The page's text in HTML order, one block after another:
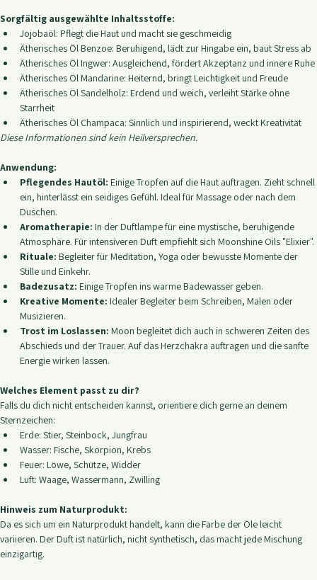
Hand zusammengemischt, aus hochwertigen ätherischen Ölen, perfekt auf
die Energie des jeweiligen Elements abgestimmt.
Sorgfältig ausgewählte Inhaltsstoffe:
Jojobaöl: Pflegt die Haut und macht sie geschmeidig
Ätherisches Öl Benzoe: Beruhigend, lädt zur Hingabe ein, baut Stress ab
Ätherisches Öl Ingwer: Ausgleichend, fördert Akzeptanz und innere Ruhe
Ätherisches Öl Mandarine: Heiternd, bringt Leichtigkeit und Freude
Ätherisches Öl Sandelholz: Erdend und weich, verleiht Stärke ohne
Ätherisches Öl Champaca: Sinnlich und inspirierend, weckt Kreativität
Diese Informationen sind kein Heilversprechen.
Anwendung:
Pflegendes Hautöl: Einige Tropfen auf die Haut auftragen. Zieht schnell
ein, hinterlässt ein seidiges Gefühl. Ideal für Massage oder nach dem
Duschen.
Aromatherapie:
Atmosphäre. Für intensiveren Duft empfiehlt sich Moonshine Oils "Elixier".
Rituale: Begleiter für Meditation, Yoga oder bewusste Momente der
Stille und Einkehr.
Badezusatz: Einige Tropfen ins warme Badewasser geben.
Kreative Momente: Idealer Begleiter beim Schreiben, Malen oder
Musizieren.
Abschieds und der Trauer. Auf das Herzchakra auftragen und die sanfte
Energie wirken lassen.
Welches Element passt zu dir?
Falls du dich nicht entscheiden kannst, orientiere dich gerne an deinem
Sternzeichen:
Erde: Stier, Steinbock, Jungfrau
Feuer: Löwe, Schütze, Widder
Luft: Waage, Wassermann, Zwilling
Hinweis zum Naturprodukt: